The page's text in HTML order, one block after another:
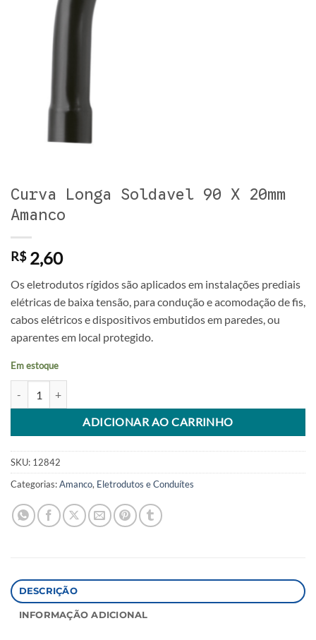
Curva Longa Soldavel 90 X 20mm
Amanco
R$2,60
Os eletrodutos rígidos são aplicados em instalações prediais
elétricas de baixa tensão, para condução e acomodação de fis,
cabos elétricos e dispositivos embutidos em paredes, ou
aparentes em local protegido.
Em estoque
ADICIONAR AO CARRINHO
SKU: 12842
Categorias:Amanco, Eletrodutos e Conduítes
DESCRIÇÃO
INFORMAÇÃO ADICIONAL